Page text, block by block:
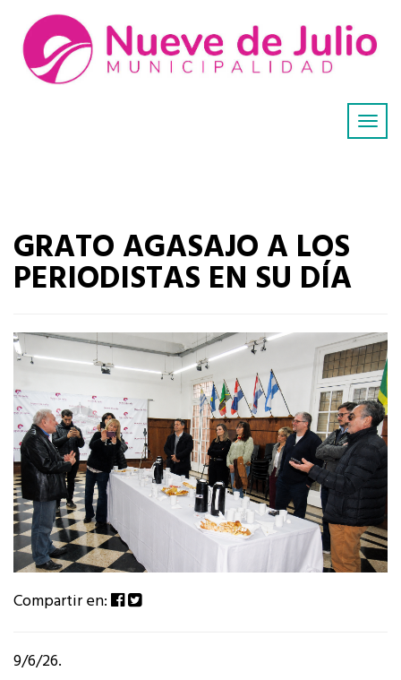
GRATO AGASAJO A LOS
PERIODISTAS EN SU DÍA
Compartir en:
9/6/26.